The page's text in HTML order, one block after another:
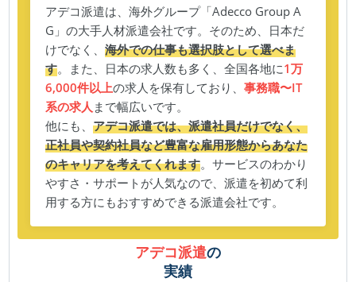
アデコ派遣は、海外グループ「Adecco Group A
G」の大手人材派遣会社です。そのため、日本だ
けでなく、海外での仕事も選択肢として選べま
す。また、日本の求人数も多く、全国各地に1万
6,000件以上の求人を保有しており、事務職〜IT
系の求人 まで幅広いです。
他にも、アデコ派遣では、派遣社員だけでなく、
正社員や契約社員など豊富な雇用形態からあなた
のキャリアを考えてくれます。サービスのわかり
やすさ・サポートが人気なので、派遣を初めて利
用する方にもおすすめできる派遣会社です。
アデコ派遣の
実績